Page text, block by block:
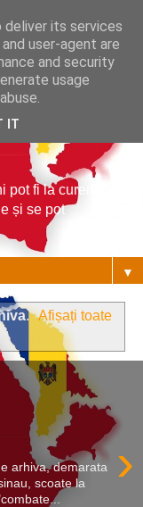
din
pot fi la curent cu
și se pot
▼
. Afișați toate
›
arhiva, demarata
scoate la
its services
user-agent are
and security
usage
IT